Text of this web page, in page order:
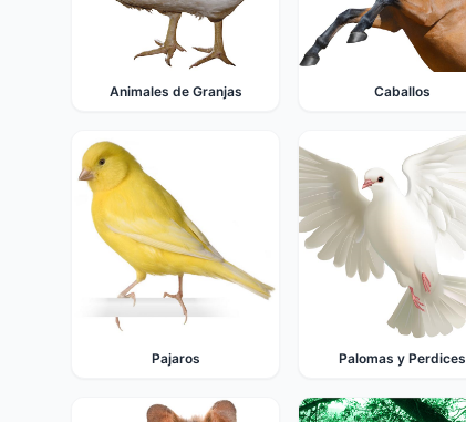
Animales de Granjas Caballos
Pajaros Palomas y Perdices